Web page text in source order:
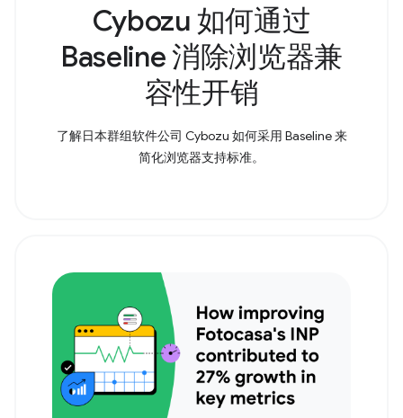
Cybozu 如何通过
Baseline 消除浏览器兼
容性开销
了解日本群组软件公司 Cybozu 如何采用 Baseline 来
简化浏览器支持标准。